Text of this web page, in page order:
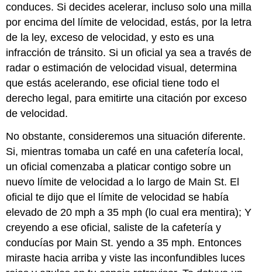
conduces. Si decides acelerar, incluso solo una milla
por encima del límite de velocidad, estás, por la letra
de la ley, exceso de velocidad, y esto es una
infracción de tránsito. Si un oficial ya sea a través de
radar o estimación de velocidad visual, determina
que estás acelerando, ese oficial tiene todo el
derecho legal, para emitirte una citación por exceso
de velocidad.
No obstante, consideremos una situación diferente.
Si, mientras tomaba un café en una cafetería local,
un oficial comenzaba a platicar contigo sobre un
nuevo límite de velocidad a lo largo de Main St. El
oficial te dijo que el límite de velocidad se había
elevado de 20 mph a 35 mph (lo cual era mentira); Y
creyendo a ese oficial, saliste de la cafetería y
conducías por Main St. yendo a 35 mph. Entonces
miraste hacia arriba y viste las inconfundibles luces